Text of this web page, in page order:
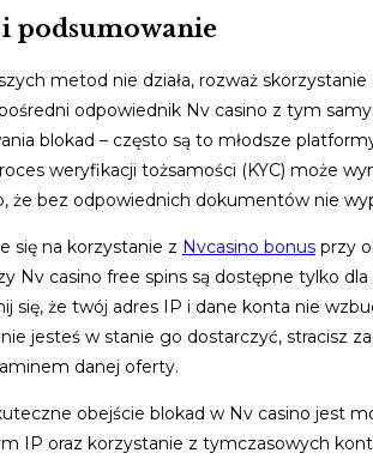
podsumowanie
metod nie działa, rozważ
odpowiednik Nv casino z tym
blokad – często są to młodsze
weryfikacji tożsamości (KYC) może
że bez odpowiednich dokumentów nie
się na korzystanie z Nvcasino bonus przy
Nv casino free spins są dostępne tylko
się, że twój adres IP i dane konta nie
nie jesteś w stanie go dostarczyć, stracisz
danej oferty.
obejście blokad w Nv casino jest
IP oraz korzystanie z tymczasowych